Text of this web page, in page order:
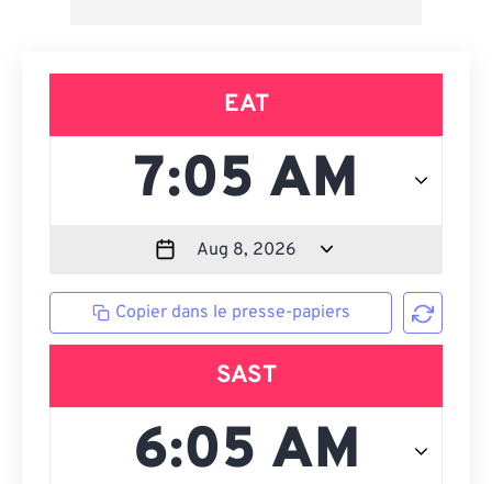
EAT
Copier dans le presse-papiers
SAST